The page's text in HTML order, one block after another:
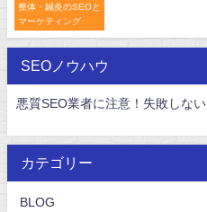
整体・鍼灸のSEOと
マーケティング
SEOノウハウ
悪質SEO業者に注意！失敗しな
カテゴリー
BLOG